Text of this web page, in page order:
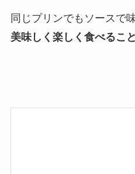
同じプリンでもソースで
美味しく楽しく食べるこ